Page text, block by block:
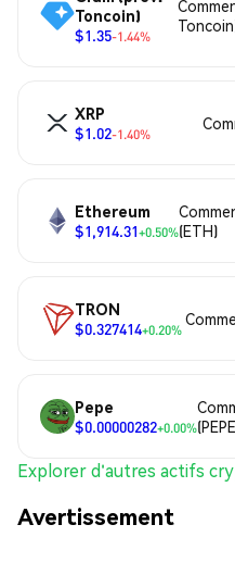
Toncoin)
$1.35-1.44%
XRP
$1.02-1.40%
Ethereum
$1,914.31+0.50%(ETH)
TRON
$0.327414+0.20%
Pepe
$0.00000282+0.00%
Explorer d'autres actifs
Avertissement